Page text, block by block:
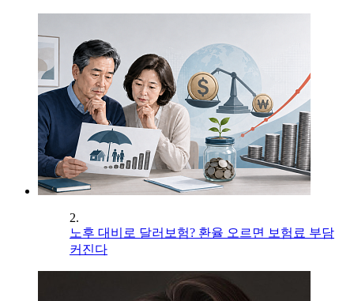
2.
노후 대비로 달러보험? 환율 오르면 보험료 부담
커진다